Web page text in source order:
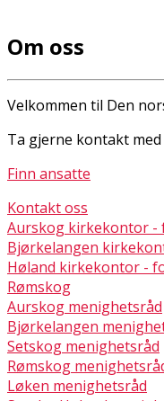
Om oss
Velkommen til Den
Ta gjerne kontakt med
Finn ansatte
Kontakt oss
Aurskog kirkekontor -
Bjørkelangen
Høland kirkekontor -
Rømskog
Aurskog menighetsråd
Bjørkelangen
Setskog menighetsråd
Rømskog
Løken menighetsråd